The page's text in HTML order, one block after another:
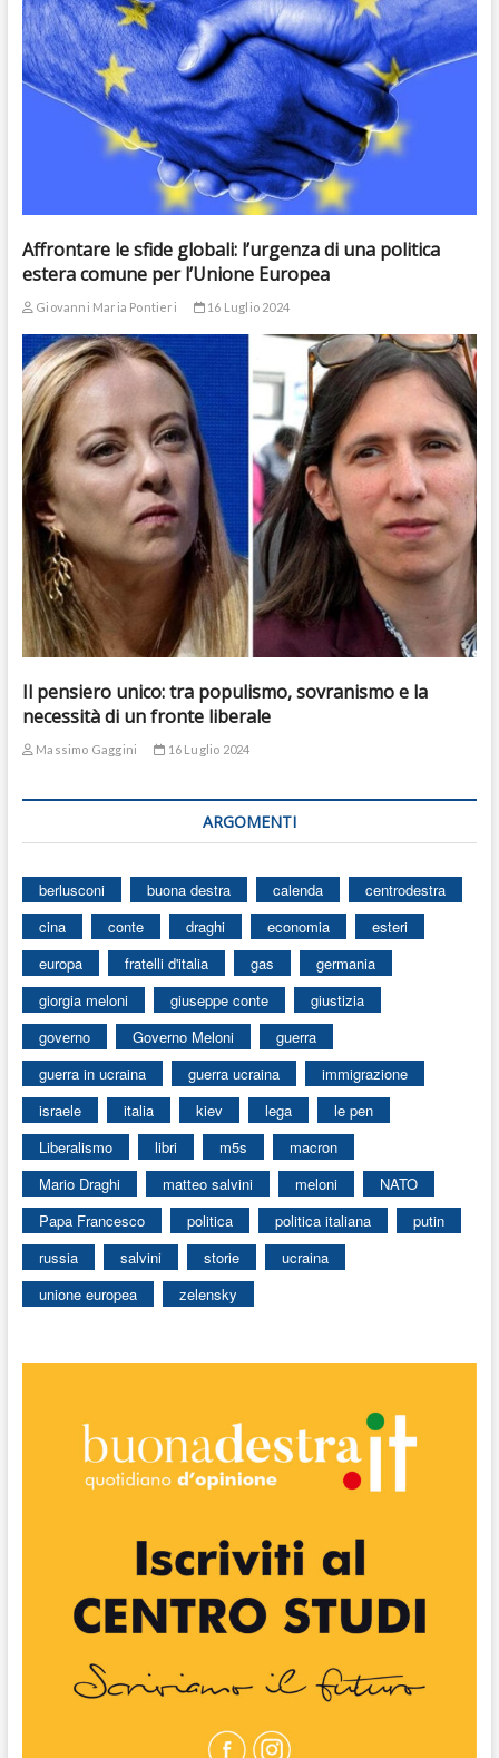
Affrontare le sfide globali: l’urgenza di una politica
estera comune per l’Unione Europea
Giovanni Maria Pontieri 16 Luglio 2024
Il pensiero unico: tra populismo, sovranismo e la
necessità di un fronte liberale
Massimo Gaggini 16 Luglio 2024
ARGOMENTI
berlusconi buona destra calenda
centrodestra
cina
conte draghi economia
esteri
europa
fratelli d'italia gas
germania
giorgia meloni
giuseppe conte
giustizia
governo
Governo Meloni
guerra
guerra in ucraina
guerra ucraina
immigrazione
israele
italia kiev lega
le pen
Liberalismo
libri m5s
macron
Mario Draghi
matteo salvini meloni
NATO
Papa Francesco
politica politica italiana
putin
russia
salvini storie
ucraina
unione europea
zelensky